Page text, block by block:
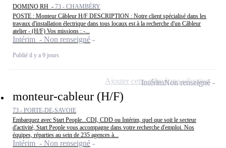
DOMINO RH - 73 - CHAMBÉRY
POSTE : Monteur Câbleur H/F DESCRIPTION : Notre client spécialisé dans les
travaux d'installation électrique dans tous locaux est à la recherche d'un Câbleur
atelier - (H/F) Vos missions : -...
Intérim - Non renseigné
Publié il y a 9 jours
monteur-cableur (H/F)
73 - PORTE-DE-SAVOIE
Embarquez avec Start People...CDI, CDD ou Intérim, quel que soit le secteur
d'activité, Start People vous accompagne dans votre recherche d'emploi. Nos
équipes, réparties au sein de 235 agences à...
Intérim - Non renseigné
IntérimNon renseigné
Ajouter cette offre à ma sélection